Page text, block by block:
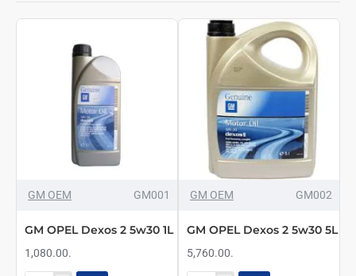
GM OEM GM001
GM OPEL Dexos 2 5w30 1L
1,080.00.
GM OEM GM002
GM OPEL Dexos 2 5w30 5L
5,760.00.